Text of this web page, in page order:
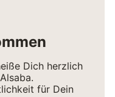
Dich herzlich
für Dein